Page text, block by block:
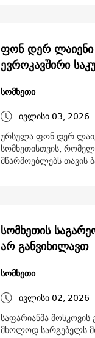
ფონ დერ ლაიენი
ევროკავშირი
სომხეთი
ივლისი 03, 2026
ურსულა ფონ დერ
სომხეთისთვის,
მწარმოებლებს თავის
სომხეთის
არ განვიხილავთ
სომხეთი
ივლისი 02, 2026
საფარიანმა
მხოლოდ სარგებელს